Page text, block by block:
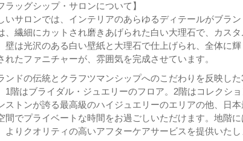
ラッグシップ・サロンについて】
いサロンでは、インテリアのあらゆるディテールがブラ
、繊細にカットされ磨きあげられた白い大理石で、カス
壁は光沢のある白い壁紙と大理石で仕上げられ、全体に
れたファニチャーが、雰囲気を完成させています。
ンドの伝統とクラフツマンシップへのこだわりを反映し
1階はブライダル・ジュエリーのフロア。2階はコレクシ
ストンが誇る最高級のハイジュエリーのエリアの他、日
間でプライベートな時間をお過ごしいただけます。地階
よりクオリティの高いアフターケアサービスを提供いたし